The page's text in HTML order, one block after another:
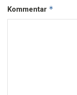
Kommentar *